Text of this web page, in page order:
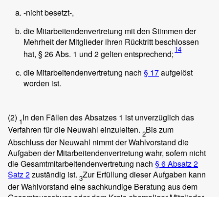
-nicht besetzt-,
die Mitarbeitendenvertretung mit den Stimmen der
Mehrheit der Mitglieder ihren Rücktritt beschlossen
hat, § 26 Abs. 1 und 2 gelten entsprechend; 14
die Mitarbeitendenvertretung nach § 17aufgelöst
worden ist.
(2) 1In den Fällen des Absatzes 1 ist unverzüglich das
Verfahren für die Neuwahl einzuleiten. 2Bis zum
Abschluss der Neuwahl nimmt der Wahlvorstand die
Aufgaben der Mitarbeitendenvertretung wahr, sofern nicht
die Gesamtmitarbeitendenvertretung nach § 6 Absatz 2
Satz 2zuständig ist. 3Zur Erfüllung dieser Aufgaben kann
der Wahlvorstand eine sachkundige Beratung aus dem